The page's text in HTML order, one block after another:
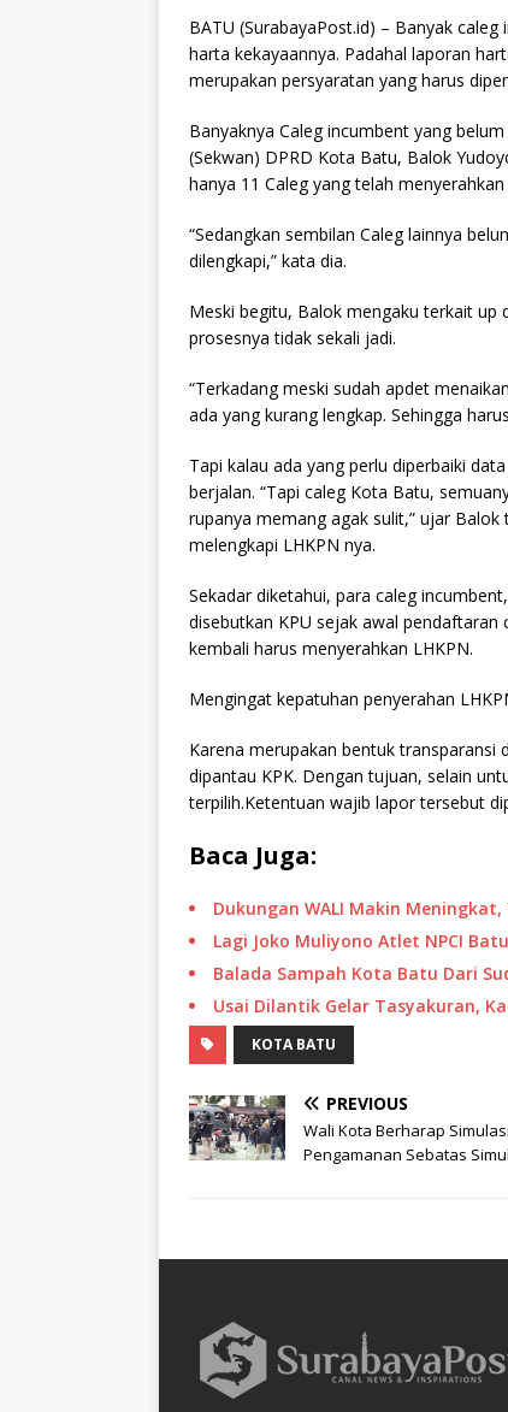
BATU (SurabayaPost.id) – Banyak
harta kekayaannya. Padahal laporan
merupakan persyaratan yang harus
Banyaknya Caleg incumbent yang
(Sekwan) DPRD Kota Batu, Balok
hanya 11 Caleg yang telah menyerahkan
“Sedangkan sembilan Caleg lainnya
dilengkapi,” kata dia.
Meski begitu, Balok mengaku terkait up
prosesnya tidak sekali jadi.
“Terkadang meski sudah apdet
ada yang kurang lengkap. Sehingga
Tapi kalau ada yang perlu diperbaiki
berjalan. “Tapi caleg Kota Batu,
rupanya memang agak sulit,” ujar
melengkapi LHKPN nya.
Sekadar diketahui, para caleg
disebutkan KPU sejak awal pendaftaran
kembali harus menyerahkan LHKPN.
Mengingat kepatuhan penyerahan
Karena merupakan bentuk transparansi
dipantau KPK. Dengan tujuan, selain
terpilih.Ketentuan wajib lapor tersebut
Baca Juga:
Dukungan WALI Makin
Lagi Joko Muliyono Atlet NPCI
Balada Sampah Kota Batu Dari
Usai Dilantik Gelar Tasyakuran,
KOTA BATU
PREVIOUS
Wali Kota Berharap Simulasi
Pengamanan Sebatas